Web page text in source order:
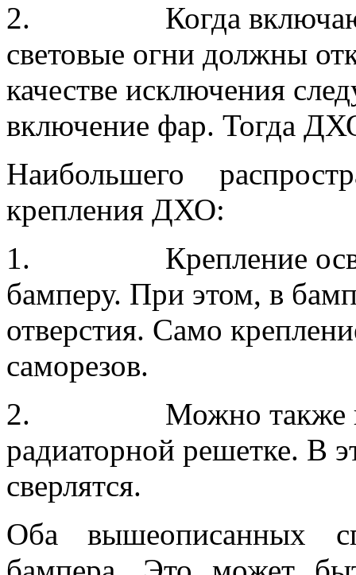
2. Когда
световые огни должны
качестве исключения
включение фар. Тогда
Наибольшего
крепления ДХО:
1. Крепление
бамперу. При этом, в
отверстия. Само
саморезов.
2. Можно также
радиаторной решетке. В
сверлятся.
Оба вышеописанных